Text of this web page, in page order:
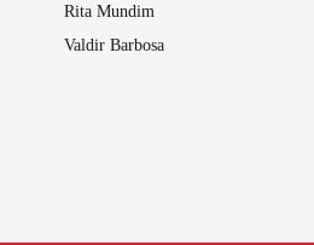
Rita Mundim
Valdir Barbosa